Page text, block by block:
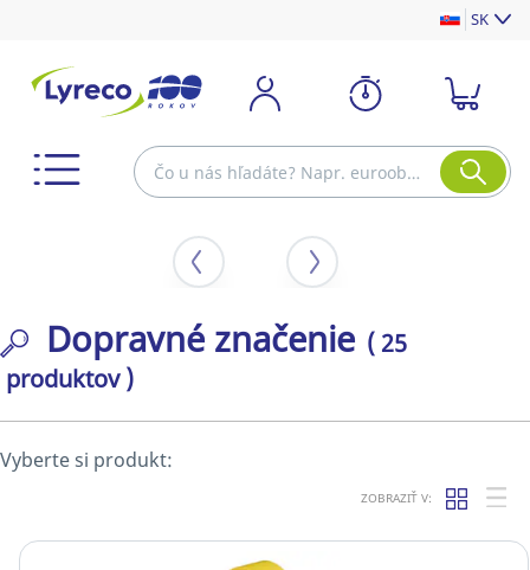
SK
Dopravné značenie ( 25
produktov )
Vyberte si produkt:
ZOBRAZIŤ V: